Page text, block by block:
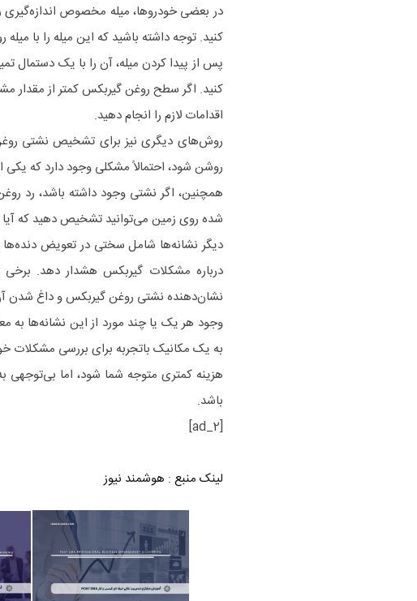
در بعضی خودروها، میله مخصوص اندازه‌گیری
کنید. توجه داشته باشید که این میله را با میله
پس از پیدا کردن میله، آن را با یک دستمال
کنید. اگر سطح روغن گیربکس کمتر از
اقدامات لازم را انجام دهید.
روش‌های دیگری نیز برای تشخیص نشتی
روشن شود، احتمالاً مشکلی وجود دارد که
همچنین، اگر نشتی وجود داشته باشد، رد
شده روی زمین می‌توانید تشخیص دهید که
دیگر نشانه‌ها شامل سختی در تعویض دنده‌ها
درباره مشکلات گیربکس هشدار دهد.
نشان‌دهنده نشتی روغن گیربکس و داغ شدن
وجود هر یک یا چند مورد از این نشانه‌ها
به یک مکانیک باتجربه برای بررسی
هزینه کمتری متوجه شما شود، اما بی‌توجهی
باشد.
[ad_2]
لینک منبع : هوشمند نیوز